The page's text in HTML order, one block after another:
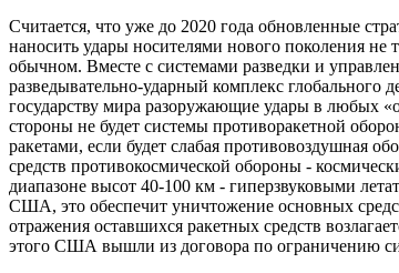
Считается, что уже до 2020 года обновленные
наносить удары носителями нового поколения
обычном. Вместе с системами разведки и
разведывательно-ударный комплекс глобального
государству мира разоружающие удары в любых
стороны не будет системы противоракетной
ракетами, если будет слабая противовоздушная
средств противокосмической обороны -
диапазоне высот 40-100 км - гиперзвуковыми
США, это обеспечит уничтожение основных
отражения оставшихся ракетных средств
этого США вышли из договора по ограничению